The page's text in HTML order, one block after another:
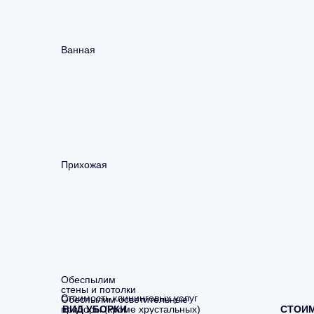
Ванная
Прихожая
Обеспылим
стены и потолки
Обеспылим осветительные
приборы (кроме хрустальных)
Стоимость клининговых услуг
ВИД УБОРКИ